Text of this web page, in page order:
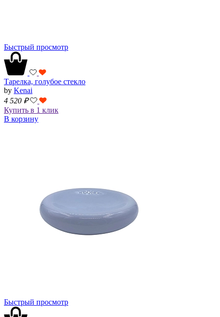
Быстрый просмотр
Тарелка, голубое стекло
by Kenai
4 520 ₽
Купить в 1 клик
В корзину
Быстрый просмотр